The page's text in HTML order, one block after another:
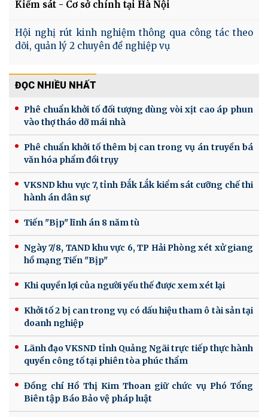
Kiểm sát - Cơ sở chính tại Hà Nội
Hội nghị rút kinh nghiệm thông qua công tác theo
dõi, quản lý 2 chuyên đề nghiệp vụ
ĐỌC NHIỀU NHẤT
Phê chuẩn khởi tố đối tượng dùng vòi xịt cao áp phun
vào thợ tháo dỡ mái nhà
Phê chuẩn khởi tố thêm bị can trong vụ án truyền bá
văn hóa phẩm đồi trụy
VKSND khu vực 7, tỉnh Đắk Lắk kiểm sát cưỡng chế thi
hành án dân sự
Tiến "Bịp" lĩnh án 8 năm tù
Ngày 7/8, TAND khu vực 6, TP Hải Phòng xét xử giang
hồ mạng Tiến "Bịp"
Khi quyền lợi của người yếu thế được xem xét lại
Khởi tố 2 bị can trong vụ có dấu hiệu tham ô tài sản tại
doanh nghiệp
Lãnh đạo VKSND tỉnh Quảng Ngãi trực tiếp thực hành
quyền công tố tại phiên tòa phúc thẩm
Đồng chí Hồ Thị Kim Thoan giữ chức vụ Phó Tổng
Biên tập Báo Bảo vệ pháp luật